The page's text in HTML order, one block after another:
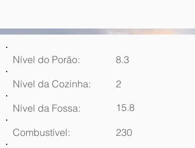
Nível do Porão:
8.3
Nível da Cozinha:
2
Nível da Fossa:
15.8
Combustível:
230